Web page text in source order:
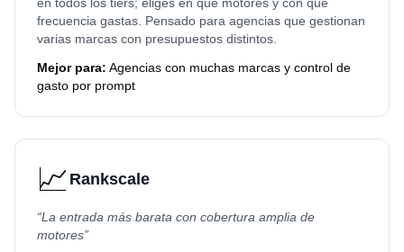
frecuencia gastas. Pensado para agencias que gestionan
varias marcas con presupuestos distintos.
Mejor para: Agencias con muchas marcas y control de
gasto por prompt
📈 Rankscale
“La entrada más barata con cobertura amplia de
motores”